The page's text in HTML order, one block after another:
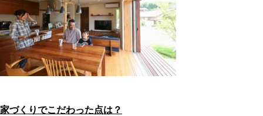
家づくりでこだわった点は？